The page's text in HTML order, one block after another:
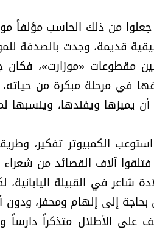
من ذلك الحاسب مؤلفاً
قديمة، وجدت بالصدفة
مقطوعات «موزارت»، فكان
في مرحلة مبكرة من حياته،
يميزها ويفندها، وينسبها
الكمبيوتر تفكير،
آلاف القصائد من شعراء
شاعر في القبيلة اليابانية،
إلى إلهام ومحفز، ودون
على الأطلال متذكراً دارساً